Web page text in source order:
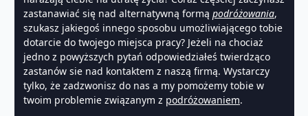
zastanawiać się nad alternatywną formą podróżowania,
szukasz jakiegoś innego sposobu umożliwiającego tobie
dotarcie do twojego miejsca pracy? Jeżeli na chociaż
jedno z powyższych pytań odpowiedziałeś twierdząco
zastanów sie nad kontaktem z naszą firmą. Wystarczy
tylko, że zadzwonisz do nas a my pomożemy tobie w
twoim problemie związanym z podróżowaniem.